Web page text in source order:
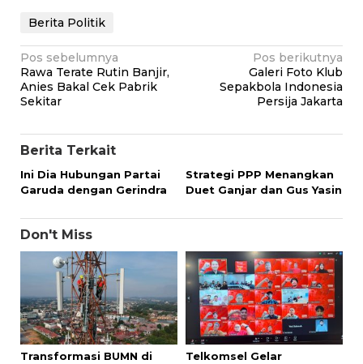
Berita Politik
Navigasi
pos
Pos sebelumnya
Rawa Terate Rutin Banjir,
Anies Bakal Cek Pabrik
Sekitar
Pos berikutnya
Galeri Foto Klub
Sepakbola Indonesia
Persija Jakarta
Berita Terkait
Ini Dia Hubungan Partai
Garuda dengan Gerindra
Strategi PPP Menangkan
Duet Ganjar dan Gus Yasin
Don't Miss
Transformasi BUMN di
Telkomsel Gelar